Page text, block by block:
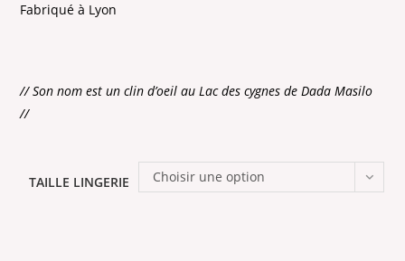
Fabriqué à Lyon
// Son nom est un clin d’oeil au Lac des cygnes de Dada Masilo
//
TAILLE LINGERIE Choisir une option